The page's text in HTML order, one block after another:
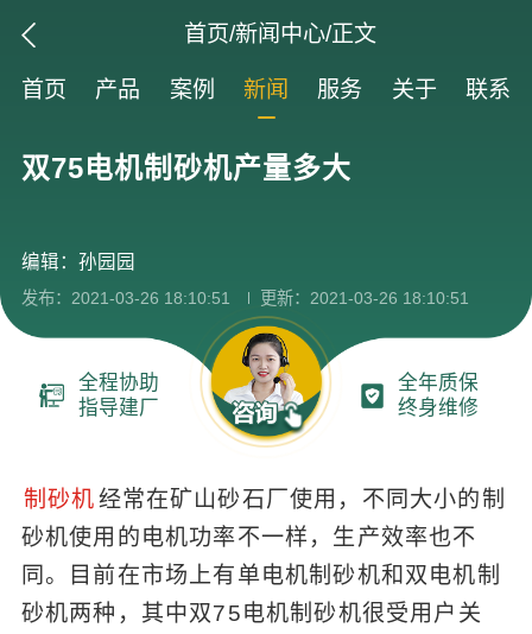
首页/新闻中心/正文
首页 产品 案例 新闻 服务 关于 联系
双75电机制砂机产量多大
编辑：孙园园
发布：2021-03-26 18:10:51 更新：2021-03-26 18:10:51
全程协助
指导建厂
全年质保
终身维修
制砂机经常在矿山砂石厂使用，不同大小的制
砂机使用的电机功率不一样，生产效率也不
同。目前在市场上有单电机制砂机和双电机制
砂机两种，其中双75电机制砂机很受用户关